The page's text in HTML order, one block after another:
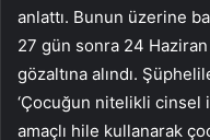
anlattı. Bunun üzerine
27 gün sonra 24 Haziran
gözaltına alındı.
‘Çocuğun nitelikli cinsel
amaçlı hile kullanarak